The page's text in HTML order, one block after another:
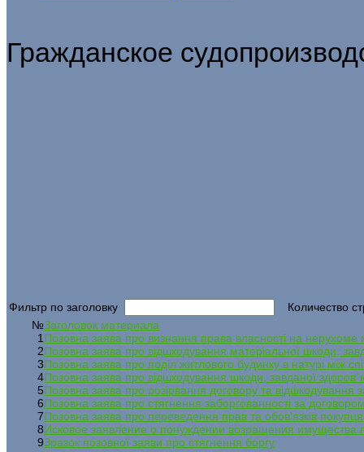
Гражданское
Фильтр по заголовку
Количество
№Заголовок материала
1 Позовна заява про визнання права власності на
2Позовна заява про відшкодування матеріальної шкоди,
3Позовна заява про поділ житлового будинку в натурі між
4Позовна заява про відшкодування шкоди, завданої
5Позовна заява про розірвання договору та відшкодування
6Позовна заява про стягнення заборгованності за
7Позовна заява про переведення прав та обов'язків покупця
8Исковое заявление о понуждении возращения имущества
9Зразок позовної заяви про стягнення боргу